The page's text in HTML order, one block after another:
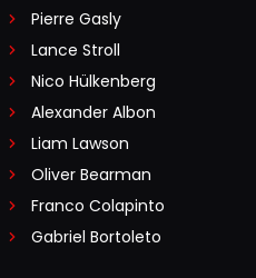
Pierre Gasly
Lance Stroll
Nico Hülkenberg
Alexander Albon
Liam Lawson
Oliver Bearman
Franco Colapinto
Gabriel Bortoleto